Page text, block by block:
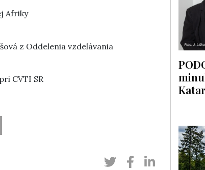
Afriky
z Oddelenia vzdelávania
CVTI SR